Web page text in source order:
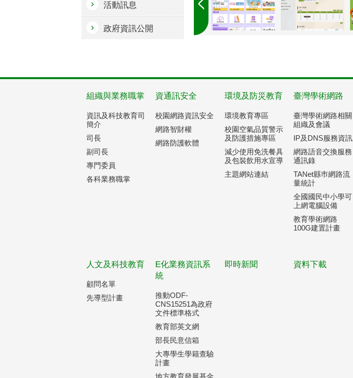
活動訊息
政府資訊公開
組織與業務職掌
資訊及科技教育司
簡介
司長
副司長
專門委員
各科業務職掌
資通訊安全
校園網路資訊安全
網路智財權
網路防護軟體
環境及防災教育
環境教育專區
校園空氣品質警示
及防護措施專區
減少使用免洗餐具
及包裝飲用水宣導
主題網站連結
臺灣學術網路
臺灣學術網路相關
組織及會議
IP及DNS服務資訊
網路語音交換服務
通訊錄
TANet縣巿網路流
量統計
全國國民中小學可
上網電腦設備
教育學術網路
100G建置計畫
人文及科技教育
顧問名單
先導型計畫
E化業務資訊系
統
推動ODF-
CNS15251為政府
文件標準格式
教育部英文網
部長民意信箱
大專學生學籍查驗
計畫
地方教育發展基金
即時新聞 資料下載